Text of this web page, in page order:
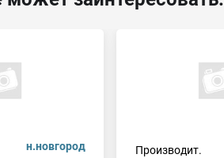
н.новгород
Производит.